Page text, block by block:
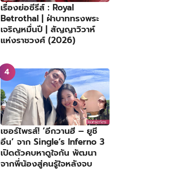
เรื่องย่อซีรีส์ : Royal
Betrothal | ฝ่าบาททรงพระ
เจริญหมื่นปี | สัญญาวิวาห์
แห่งราชวงศ์ (2026)
เซอร์ไพรส์! ‘อีกวานฮี – ยูชี
อึน’ จาก Single’s Inferno 3
เปิดตัวคบหาดูใจกัน พัฒนา
จากพี่น้องสู่คนรู้ใจหลังจบ